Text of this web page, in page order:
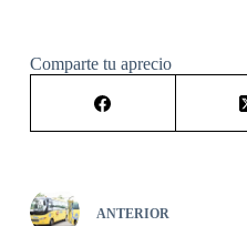
Comparte tu aprecio
ANTERIOR